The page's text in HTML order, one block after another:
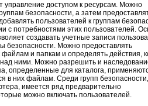
управление доступом к ресурсам. Можно
безопасности, а затем
пользователей к группам
с потребностями этих пользователей.
создавать учетные записи
безопасности. Можно предоставлять
файлам и папкам и определять действия,
ними. Можно разрешить и
определенные для каталога,
в них файлам. Среди групп безопасности,
имеется ряд предварительно
можно включать пользователей.